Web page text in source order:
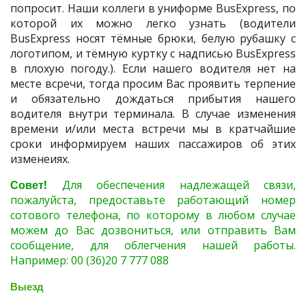
попросит. Наши коллеги в униформе BusExpress, по
которой их можно легко узнать (водители
BusExpress носят тёмные брюки, белую рубашку с
логотипом, и тёмную куртку с надписью BusExpress
в плохую погоду.). Если нашего водителя нет на
месте всречи, тогда просим Вас проявить терпение
и обязательно дождаться прибытия нашего
водителя внутри терминала. В случае изменения
времени и/или места встречи мы в кратчайшие
сроки информируем наших пассажиров об этих
изменеиях.
Совет! Для обеспечения надлежащей связи,
пожалуйста, предоставьте работающий номер
сотового телефона, по которому в любом случае
можем до Вас дозвониться, или отправить Вам
сообщение, для облегчения нашей работы.
Например: 00 (36)20 7 777 088
Выезд